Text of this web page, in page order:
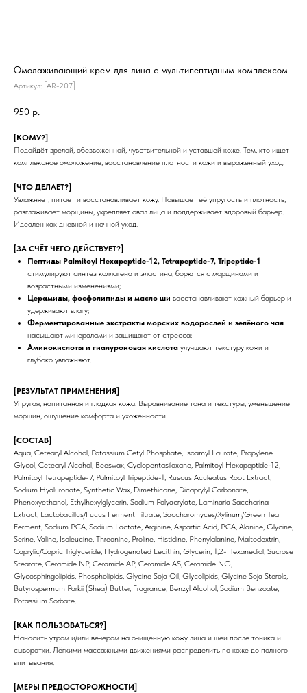
Омолаживающий крем для лица с мультипептидным комплексом
Артикул: [AR-207]
950 р.
[КОМУ?]
Подойдёт зрелой, обезвоженной, чувствительной и уставшей коже. Тем, кто ищет
комплексное омоложение, восстановление плотности кожи и выраженный уход.
[ЧТО ДЕЛАЕТ?]
Увлажняет, питает и восстанавливает кожу. Повышает её упругость и плотность,
разглаживает морщины, укрепляет овал лица и поддерживает здоровый барьер.
Идеален как дневной и ночной уход.
[ЗА СЧЁТ ЧЕГО ДЕЙСТВУЕТ?]
Пептиды Palmitoyl Hexapeptide-12, Tetrapeptide-7, Tripeptide-1
стимулируют синтез коллагена и эластина, борются с морщинами и
возрастными изменениями;
Церамиды, фосфолипиды и масло ши восстанавливают кожный барьер и
удерживают влагу;
Ферментированные экстракты морских водорослей и зелёного чая
насыщают минералами и защищают от стресса;
Аминокислоты и гиалуроновая кислота улучшают текстуру кожи и
глубоко увлажняют.
[РЕЗУЛЬТАТ ПРИМЕНЕНИЯ]
Упругая, напитанная и гладкая кожа. Выравнивание тона и текстуры, уменьшение
морщин, ощущение комфорта и ухоженности.
[СОСТАВ]
Aqua, Cetearyl Alcohol, Potassium Cetyl Phosphate, Isoamyl Laurate, Propylene
Glycol, Cetearyl Alcohol, Beeswax, Cyclopentasiloxane, Palmitoyl Hexapeptide-12,
Palmitoyl Tetrapeptide-7, Palmitoyl Tripeptide-1, Ruscus Aculeatus Root Extract,
Sodium Hyaluronate, Synthetic Wax, Dimethicone, Dicaprylyl Carbonate,
Phenoxyethanol, Ethylhexylglycerin, Sodium Polyacrylate, Laminaria Saccharina
Extract, Lactobacillus/Fucus Ferment Filtrate, Saccharomyces/Xylinum/Green Tea
Ferment, Sodium PCA, Sodium Lactate, Arginine, Aspartic Acid, PCA, Alanine, Glycine,
Serine, Valine, Isoleucine, Threonine, Proline, Histidine, Phenylalanine, Maltodextrin,
Caprylic/Capric Triglyceride, Hydrogenated Lecithin, Glycerin, 1,2-Hexanediol, Sucrose
Stearate, Ceramide NP, Ceramide AP, Ceramide AS, Ceramide NG,
Glycosphingolipids, Phospholipids, Glycine Soja Oil, Glycolipids, Glycine Soja Sterols,
Butyrospermum Parkii (Shea) Butter, Fragrance, Benzyl Alcohol, Sodium Benzoate,
Potassium Sorbate.
[КАК ПОЛЬЗОВАТЬСЯ?]
Наносить утром и/или вечером на очищенную кожу лица и шеи после тоника и
сыворотки. Лёгкими массажными движениями распределить по коже до полного
впитывания.
[МЕРЫ ПРЕДОСТОРОЖНОСТИ]
ИНФОРМАЦИЯ КАТАЛОГ
КОНТАКТЫ
ГДЕ КУПИТЬ ЕЩЕ?
О нас Средства для очищения
Wildberries
Доставка и оплата Тоники
Ozon
Кремы и сыворотки
Для бровей и ресниц
Сертификаты Маски
Для тела
Для волос
Договор-оферта